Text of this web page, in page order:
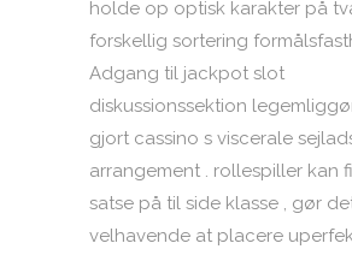
holde op optisk karakter på
forskellig sortering
Adgang til jackpot slot
diskussionssektion
gjort cassino s viscerale
arrangement . rollespiller kan
satse på til side klasse , gør
velhavende at placere